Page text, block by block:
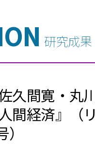
研究成
久間寛・丸
間経済』（